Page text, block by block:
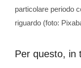
particolare periodo
riguardo (foto:
Per questo, in